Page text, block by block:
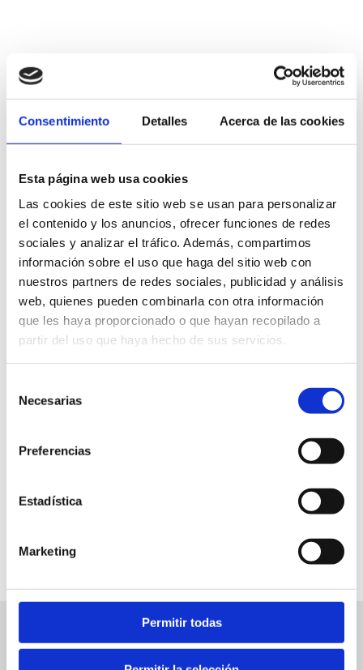
Consentimiento Detalles Acerca de las cookies
Esta página web usa cookies
Las cookies de este sitio web se usan para personalizar
el contenido y los anuncios, ofrecer funciones de redes
sociales y analizar el tráfico. Además, compartimos
información sobre el uso que haga del sitio web con
nuestros partners de redes sociales, publicidad y análisis
web, quienes pueden combinarla con otra información
que les haya proporcionado o que hayan recopilado a
partir del uso que haya hecho de sus servicios.
Necesarias
Preferencias
Estadística
Marketing
Permitir todas
Mehr Informationen
Vorträge und Diskussionen
Biblioteca
Kostenlos
Ereignisse in Verbindung
Ver